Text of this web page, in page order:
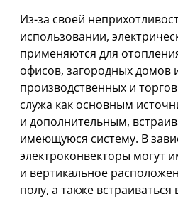
Из-за своей
использовании,
применяются для
офисов, загородных домов
производственных и
служа как основным
и дополнительным,
имеющуюся систему. В
электроконвекторы могут
и вертикальное
полу, а также встраиваться